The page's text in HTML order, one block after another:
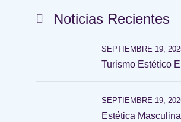
Noticias Recientes
Turismo Estético
SEPTIEMBRE 19,
Estética
SEPTIEMBRE 19,